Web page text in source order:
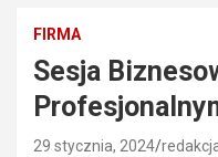
FIRMA
Sesja
29 stycznia, 2024